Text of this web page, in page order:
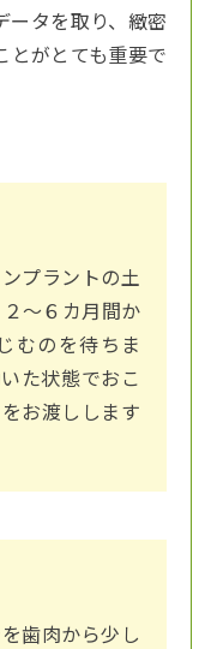
ータを取り、緻密
とがとても重要で
プラントの土
～６カ月間か
むのを待ちま
た状態でおこ
お渡しします
歯肉から少し